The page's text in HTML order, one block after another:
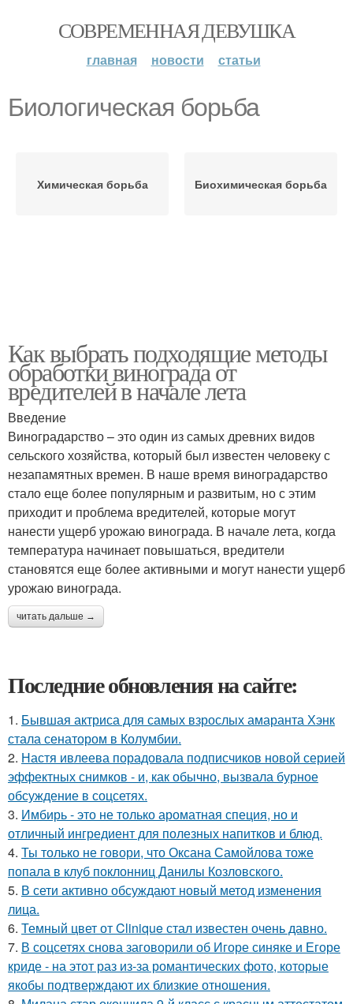
СОВРЕМЕННАЯ ДЕВУШКА
главная новости статьи
Биологическая борьба
Химическая борьба Биохимическая борьба
Как выбрать подходящие методы
обработки винограда от
вредителей в начале лета
Введение
Виноградарство – это один из самых древних видов
сельского хозяйства, который был известен человеку с
незапамятных времен. В наше время виноградарство
стало еще более популярным и развитым, но с этим
приходит и проблема вредителей, которые могут
нанести ущерб урожаю винограда. В начале лета, когда
температура начинает повышаться, вредители
становятся еще более активными и могут нанести ущерб
урожаю винограда.
читать дальше →
Последние обновления на сайте:
1. Бывшая актриса для самых взрослых амаранта Хэнк
стала сенатором в Колумбии.
2. Настя ивлеева порадовала подписчиков новой серией
эффектных снимков - и, как обычно, вызвала бурное
обсуждение в соцсетях.
3. Имбирь - это не только ароматная специя, но и
отличный ингредиент для полезных напитков и блюд.
4. Ты только не говори, что Оксана Самойлова тоже
попала в клуб поклонниц Данилы Козловского.
5. В сети активно обсуждают новый метод изменения
лица.
6. Темный цвет от Clinique стал известен очень давно.
7. В соцсетях снова заговорили об Игоре синяке и Егоре
криде - на этот раз из-за романтических фото, которые
якобы подтверждают их близкие отношения.